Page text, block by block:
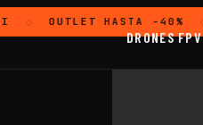
OUTLET HASTA -40%
DRONES FPV